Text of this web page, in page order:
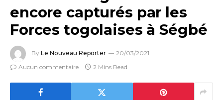
encore capturés par les
Forces togolaises à Ségbé
By Le Nouveau Reporter
20/03/2021
Aucun commentaire
2 Mins Read